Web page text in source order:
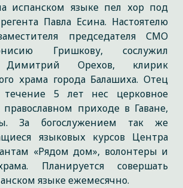
испанском языке пел хор под
Павла Есина. Настоятелю
председателя СМО
Гришкову, сослужил
Димитрий Орехов, клирик
храма города Балашиха. Отец
5 лет нес церковное
приходе в Гаване,
За богослужением так же
языковых курсов Центра
«Рядом дом», волонтеры и
Планируется совершать
языке ежемесячно.